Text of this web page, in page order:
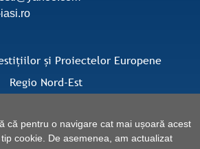
că pentru o navigare cat mai ușoară acest
cookie. De asemenea, am actualizat
și Proiectelor Europene
Regio Nord-Est